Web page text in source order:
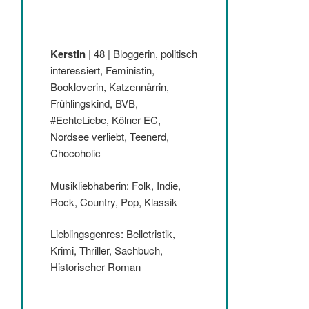
Kerstin | 48 | Bloggerin, politisch
interessiert, Feministin,
Bookloverin, Katzennärrin,
Frühlingskind, BVB,
#EchteLiebe, Kölner EC,
Nordsee verliebt, Teenerd,
Chocoholic
Musikliebhaberin: Folk, Indie,
Rock, Country, Pop, Klassik
Lieblingsgenres: Belletristik,
Krimi, Thriller, Sachbuch,
Historischer Roman